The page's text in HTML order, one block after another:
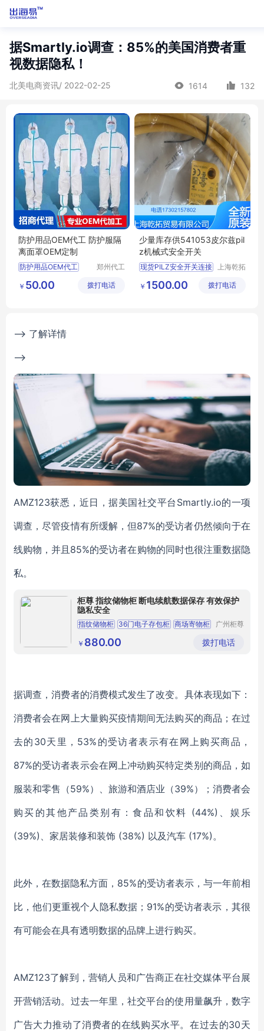
据Smartly.io调查：85%的美国消费者重
视数据隐私！
北美电商资讯/ 2022-02-25 1614 132
防护用品OEM代工 防护服隔
离面罩OEM定制
防护用品OEM代工
防护用品代工
郑州代工
技有限公
￥ 50.00 拨打电话
少量库存供541053皮尔兹pil
z机械式安全开关
现货PILZ安全开关连接
皮尔兹继电器有部分现货
上海乾拓
公司
￥ 1500.00 拨打电话
--> 了解详情
-->
AMZ123获悉，近日，据美国社交平台Smartly.io的一项
调查，尽管疫情有所缓解，但87%的受访者仍然倾向于在
线购物，并且85%的受访者在购物的同时也很注重数据隐
私。
柜尊 指纹储物柜 断电续航数据保存 有效保护
隐私安全
指纹储物柜 36门电子存包柜 商场寄物柜
商场超市电子储物柜
广州柜尊
公司
￥ 880.00 拨打电话
据调查，消费者的消费模式发生了改变。具体表现如下：
消费者会在网上大量购买疫情期间无法购买的商品；在过
去的30天里，53%的受访者表示有在网上购买商品，
87%的受访者表示会在网上冲动购买特定类别的商品，如
服装和零售（59%）、旅游和酒店业（39%）；消费者会
购买的其他产品类别有：食品和饮料 (44%)、娱乐
(39%)、家居装修和装饰 (38%) 以及汽车 (17%)。
此外，在数据隐私方面，85%的受访者表示，与一年前相
比，他们更重视个人隐私数据；91%的受访者表示，其很
有可能会在具有透明数据的品牌上进行购买。
AMZ123了解到，营销人员和广告商正在社交媒体平台展
开营销活动。过去一年里，社交平台的使用量飙升，数字
广告大力推动了消费者的在线购买水平。在过去的30天